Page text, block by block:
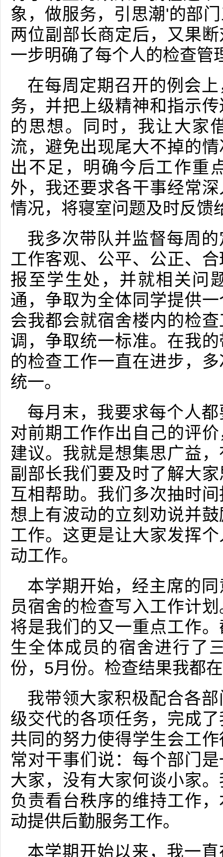
象，做服务，引思潮'的部
两位副部长商定后，又果
一步明确了每个人的检查管
在每周定期召开的例会
务，并把上级精神和指示
的思想。同时，我让大家
流，避免出现尾大不掉的
出不足，明确今后工作重
外，我还要求各干事经常
情况，将寝室问题及时反馈
我多次带队并监督每周
工作客观、公平、公正、
报至学生处，并就相关问
通，争取为全体同学提供
会我都会就宿舍楼内的检
调，争取统一标准。在我
的检查工作一直在进步，
统一。
每月末，我要求每个人
对前期工作作出自己的评
建议。我就是想集思广益
副部长我们要及时了解大
互相帮助。我们多次抽时
想上有波动的立刻劝说并
工作。这更是让大家发挥
动工作。
本学期开始，经主席的
员宿舍的检查写入工作计
将是我们的又一重点工作
生全体成员的宿舍进行了
份，5月份。检查结果我都
我带领大家积极配合各
级交代的各项任务，完成
共同的努力使得学生会工
常对干事们说：每个部门
大家，没有大家何谈小家
负责看台秩序的维持工作
动提供后勤服务工作。
本学期开始以来，我一